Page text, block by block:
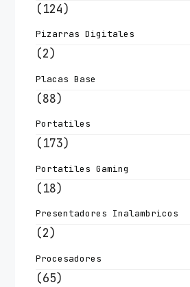
(124)
Pizarras Digitales
(2)
Placas Base
(88)
Portatiles
(173)
Portatiles Gaming
(18)
Presentadores Inalambricos
(2)
Procesadores
(65)